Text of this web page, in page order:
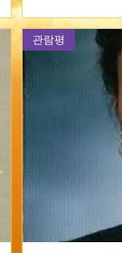
관람평